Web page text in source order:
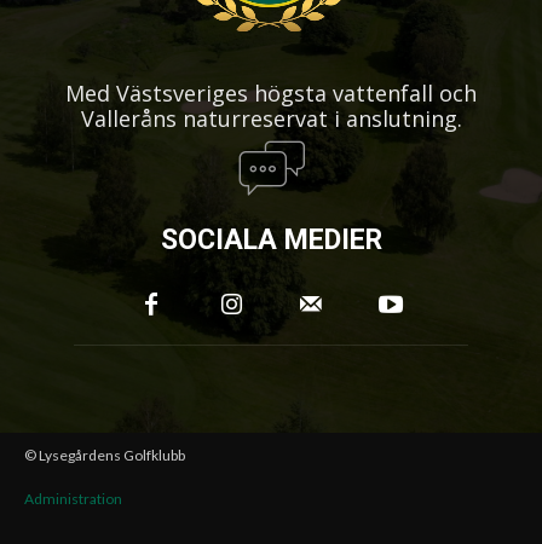
Med Västsveriges högsta vattenfall och
Valleråns naturreservat i anslutning.
SOCIALA MEDIER
© Lysegårdens Golfklubb
Administration